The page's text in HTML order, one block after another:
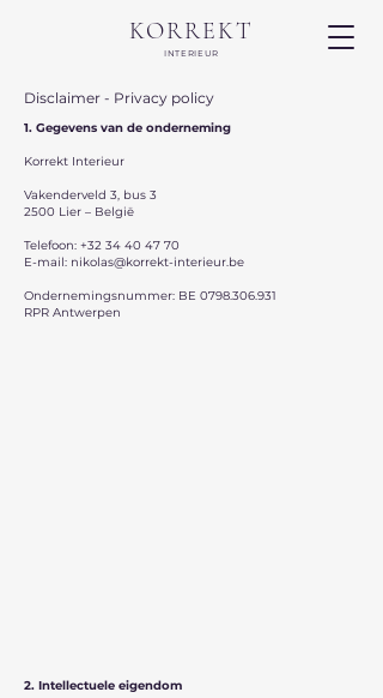
KORREKT
INTERIEUR
Disclaimer - Privacy policy
1. Gegevens van de onderneming
Korrekt Interieur
Vakenderveld 3, bus 3
2500 Lier – België
Telefoon: +32 34 40 47 70
E-mail: nikolas@korrekt-interieur.be
Ondernemingsnummer: BE 0798.306.931
RPR Antwerpen
2. Intellectuele eigendom